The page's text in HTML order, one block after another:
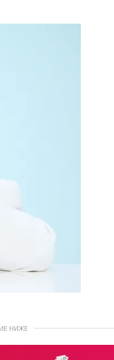
НИЖЕ